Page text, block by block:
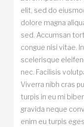
elit, sed do
dolore magna
sed. Accumsan
congue nisi vitae.
scelerisque
nec. Facilisis
Viverra nibh cras
turpis in eu mi
gravida neque
enim eu turpis